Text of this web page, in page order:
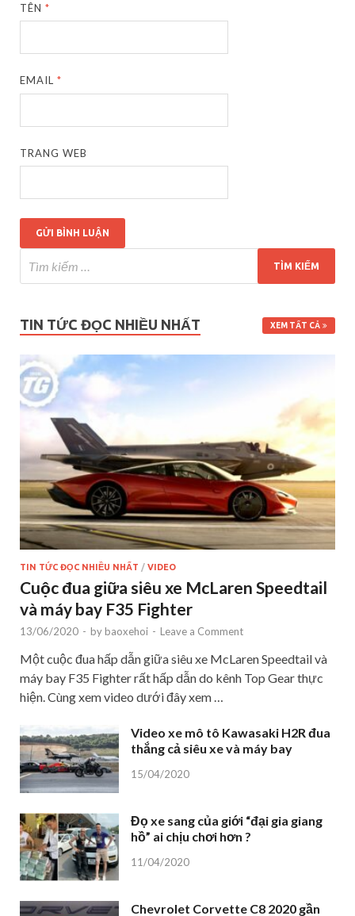
TÊN*
EMAIL*
TRANG WEB
TIN TỨC ĐỌC NHIỀU NHẤT XEM TẤT CẢ
TIN TỨC ĐỌC NHIỀU NHẤT / VIDEO
Cuộc đua giữa siêu xe McLaren Speedtail
và máy bay F35 Fighter
13/06/2020 - by baoxehoi - Leave a Comment
Một cuộc đua hấp dẫn giữa siêu xe McLaren Speedtail và
máy bay F35 Fighter rất hấp dẫn do kênh Top Gear thực
hiện. Cùng xem video dưới đây xem …
Video xe mô tô Kawasaki H2R đua
thắng cả siêu xe và máy bay
15/04/2020
Đọ xe sang của giới “đại gia giang
hồ” ai chịu chơi hơn ?
11/04/2020
Chevrolet Corvette C8 2020 gần